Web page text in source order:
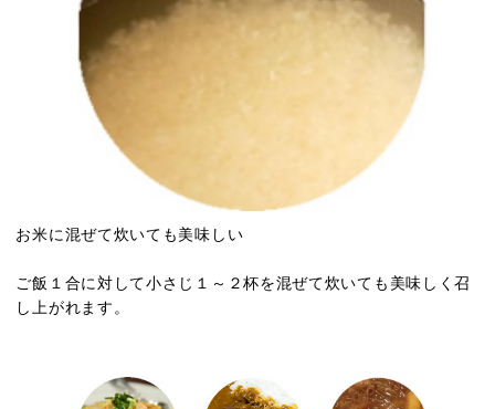
お米に混ぜて炊いても美味しい
ご飯１合に対して小さじ１～２杯を混ぜて炊いても美味しく召
し上がれます。